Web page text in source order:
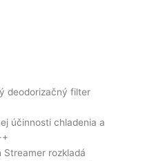
deodorizačný filter
účinnosti chladenia a
Streamer rozkladá